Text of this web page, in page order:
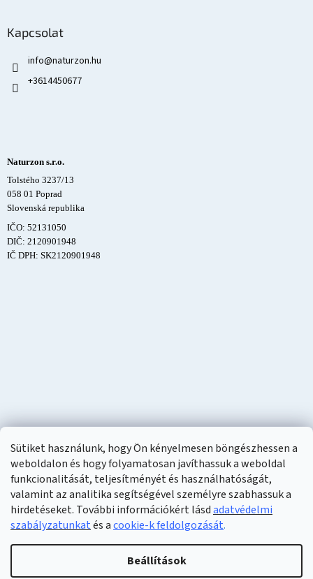
Sütiket használunk, hogy Ön kényelmesen böngészhessen a
weboldalon és hogy folyamatosan javíthassuk a weboldal
funkcionalitását, teljesítményét és használhatóságát,
valamint az analitika segítségével személyre szabhassuk a
hirdetéseket. További információkért lásdadatvédelmi
szabályzatunkatés acookie-k feldolgozását.
Beállítások
Kapcsolat
info@naturzon.hu
+3614450677
Naturzon s.r.o.
Tolstého 3237/13
058 01 Poprad
Slovenská republika
IČO: 52131050
DIČ: 2120901948
IČ DPH: SK2120901948
Shoptet készítette